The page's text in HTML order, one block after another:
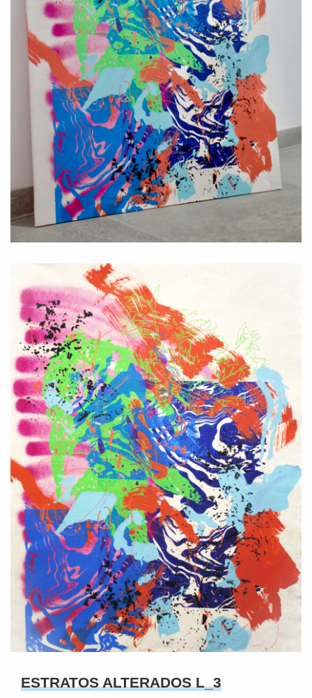
ESTRATOS ALTERADOS L_3